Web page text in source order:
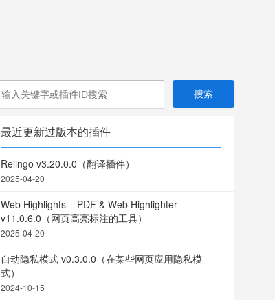
最近更新过版本的插件
Relingo v3.20.0.0（翻译插件）
2025-04-20
Web Highlights – PDF & Web Highlighter
v11.0.6.0（网页高亮标注的工具）
2025-04-20
自动隐私模式 v0.3.0.0（在某些网页应用隐私模
式）
2024-10-15